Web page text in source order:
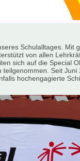
Schulalltages. Mit
von allen
sich auf die Special
Seit Juni
hochengagierte